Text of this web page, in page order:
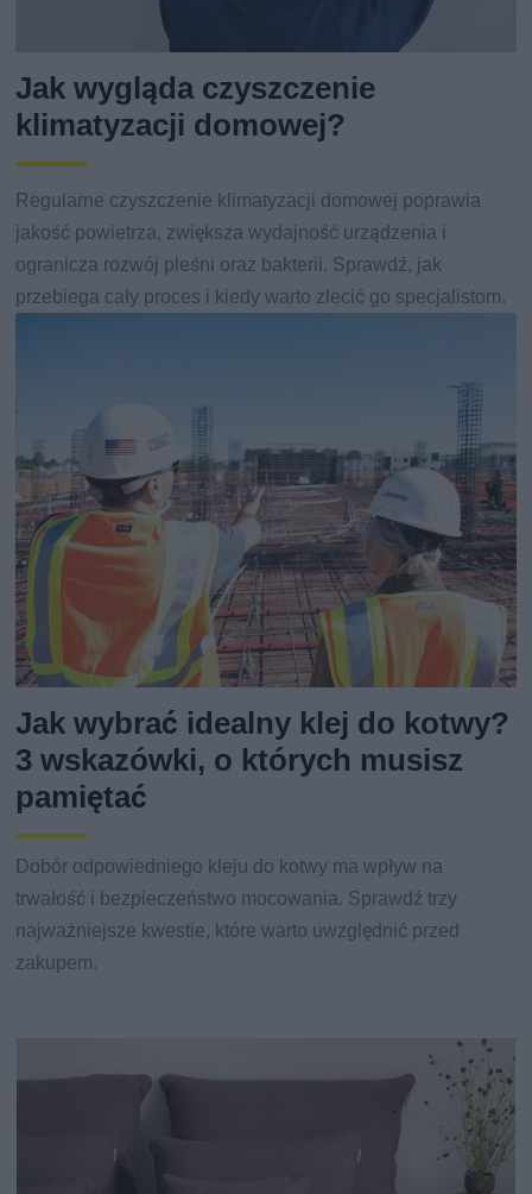
Jak wygląda czyszczenie
klimatyzacji domowej?
Regularne czyszczenie klimatyzacji domowej poprawia
jakość powietrza, zwiększa wydajność urządzenia i
ogranicza rozwój pleśni oraz bakterii. Sprawdź, jak
przebiega cały proces i kiedy warto zlecić go specjalistom.
Jak wybrać idealny klej do kotwy?
3 wskazówki, o których musisz
pamiętać
Dobór odpowiedniego kleju do kotwy ma wpływ na
trwałość i bezpieczeństwo mocowania. Sprawdź trzy
najważniejsze kwestie, które warto uwzględnić przed
zakupem.